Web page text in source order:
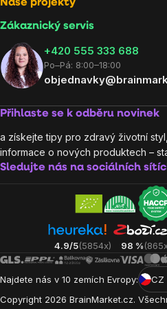
Naše projekty
Zákaznický servis
‭+420 555 333 688
Po–Pá: 8:00–18:00
Přihlaste se k odběru novinek
a získejte tipy pro zdravý životní
informace o nových produktech –
Sledujte nás na sociálních
4.9/5(5854x) 98 %
Najdete nás v 10 zemích Evropy:
CZ
Copyright 2026 BrainMarket.cz.